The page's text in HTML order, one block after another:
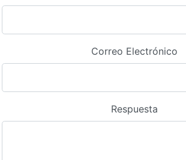
Correo Electrónico
Respuesta